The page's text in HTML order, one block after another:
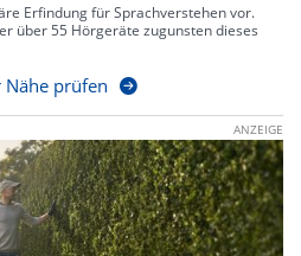
Erfindung für Sprachverstehen vor.
über 55 Hörgeräte zugunsten dieses
Nähe prüfen
ANZEIGE